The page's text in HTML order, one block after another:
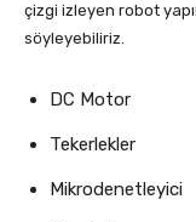
çizgi izleyen robot
söyleyebiliriz.
DC Motor
Tekerlekler
Mikrodenetleyici